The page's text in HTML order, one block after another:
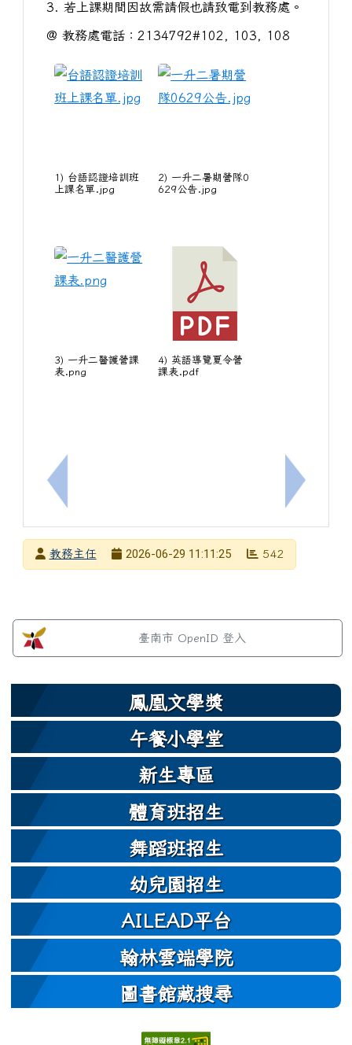
上一筆：【暑期營隊】新生暑期營隊最終錄取名單及
3. 若上課期間因故需請假也請致電到教務處。
@ 教務處電話：2134792#102, 103, 108
1) 台語認證培訓班
上課名單.jpg
2) 一升二暑期營隊0
629公告.jpg
3) 一升二醫護營課
表.png
4) 英語導覽夏令營
課表.pdf
下一筆：
發布者教務主任
2026-06-29 11:11:25 542
左邊區域內容
臺南市 OpenID 登入
鳳凰文學獎
午餐小學堂
新生專區
體育班招生
舞蹈班招生
幼兒園招生
AILEAD平台
翰林雲端學院
圖書館藏搜尋